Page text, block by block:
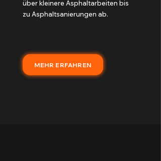
über kleinere Asphaltarbeiten bis
zu Asphaltsanierungen ab.
MEHR ERFAHREN